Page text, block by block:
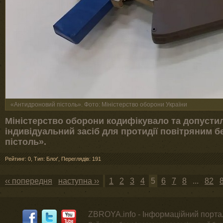
«Антидроновий пістоль». Фото: Міністерство оборони України
Міністерство оборони кодифікувало та
індивідуальний засіб для протидії повітряним
пістоль».
Рейтинг: 0 Тип: Блоґ Переглядів: 191
‹‹ попередня наступна ›› 1 2 3 4 5 6 7 8 ... 82
ZBROYA.info - Інформаційний